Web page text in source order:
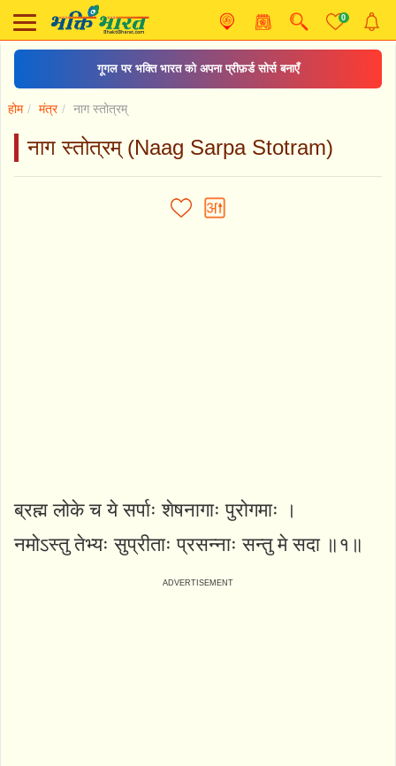
0
गूगल पर भक्ति भारत को अपना प्रीफ़र्ड सोर्स बनाएँ
होम मंत्र नाग स्तोत्रम्
नाग स्तोत्रम् (Naag Sarpa Stotram)
ब्रह्म लोके च ये सर्पाः शेषनागाः पुरोगमाः ।
नमोऽस्तु तेभ्यः सुप्रीताः प्रसन्नाः सन्तु मे सदा ॥१॥